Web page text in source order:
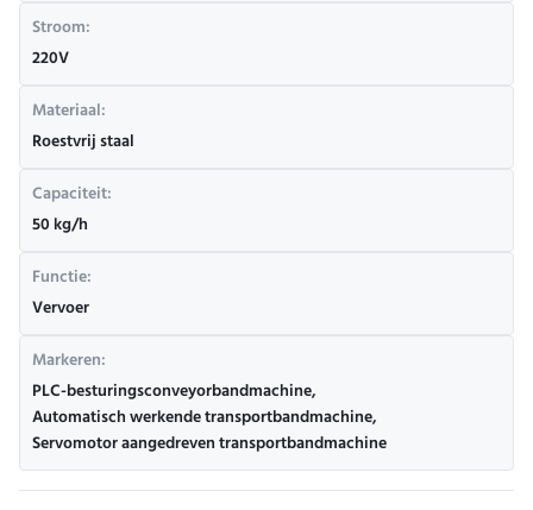
Stroom:
220V
Materiaal:
Roestvrij staal
Capaciteit:
50 kg/h
Functie:
Vervoer
Markeren:
PLC-besturingsconveyorbandmachine,
Automatisch werkende transportbandmachine,
Servomotor aangedreven transportbandmachine